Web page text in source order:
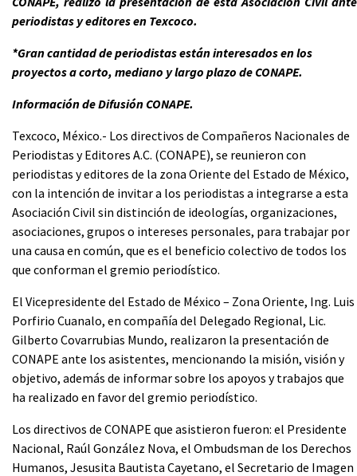
periodistas y editores en Texcoco.
*Gran cantidad de periodistas están interesados en los
proyectos a corto, mediano y largo plazo de CONAPE.
Información de Difusión CONAPE.
Texcoco, México.- Los directivos de Compañeros Nacionales de
Periodistas y Editores A.C. (CONAPE), se reunieron con
periodistas y editores de la zona Oriente del Estado de México,
con la intención de invitar a los periodistas a integrarse a esta
Asociación Civil sin distinción de ideologías, organizaciones,
asociaciones, grupos o intereses personales, para trabajar por
una causa en común, que es el beneficio colectivo de todos los
que conforman el gremio periodístico.
El Vicepresidente del Estado de México – Zona Oriente, Ing. Luis
Porfirio Cuanalo, en compañía del Delegado Regional, Lic.
Gilberto Covarrubias Mundo, realizaron la presentación de
CONAPE ante los asistentes, mencionando la misión, visión y
objetivo, además de informar sobre los apoyos y trabajos que
ha realizado en favor del gremio periodístico.
Los directivos de CONAPE que asistieron fueron: el Presidente
Nacional, Raúl González Nova, el Ombudsman de los Derechos
Humanos, Jesusita Bautista Cayetano, el Secretario de Imagen